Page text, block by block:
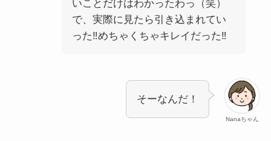
いことだけはわかったわっ（笑）
で、実際に見たら引き込まれてい
った‼めちゃくちゃキレイだった‼
Nanaちゃん
そーなんだ！